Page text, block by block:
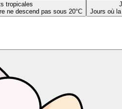
tropicales
ne descend pas sous 20°C
Jours où